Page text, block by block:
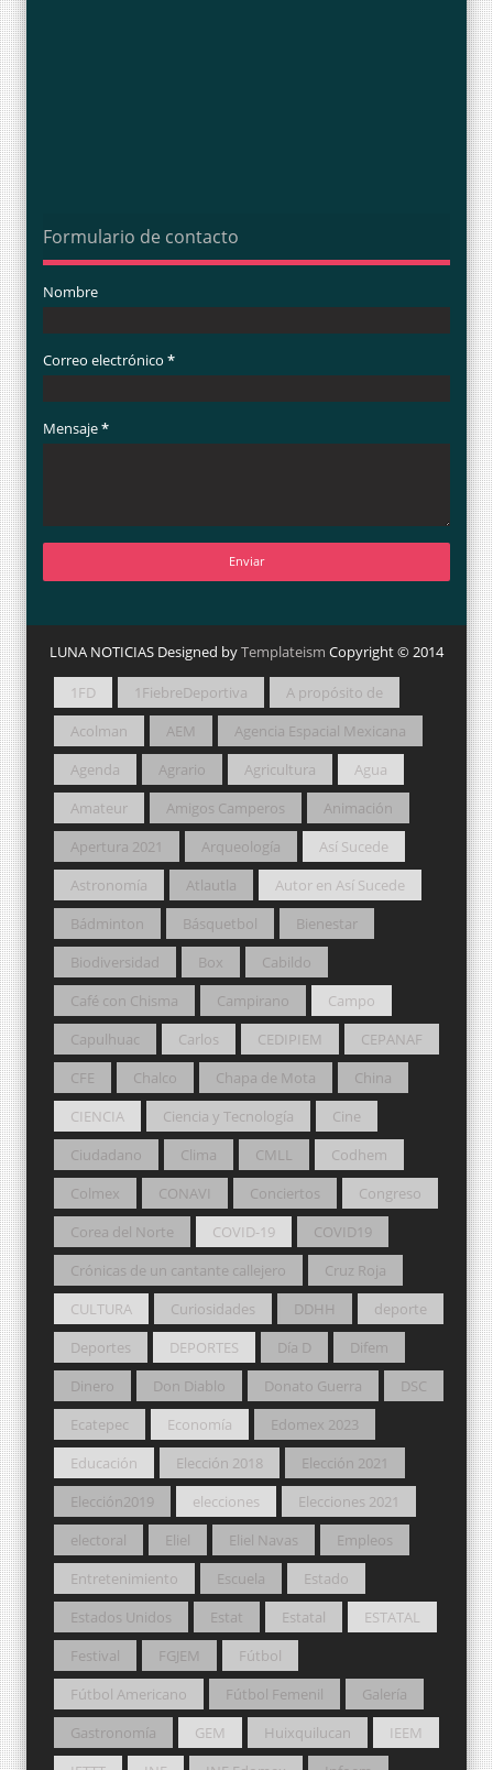
Formulario de contacto
Nombre
Correo electrónico *
Mensaje*
LUNA NOTICIAS Designed byTemplateism Copyright © 2014
1FD 1FiebreDeportiva
A propósito de
Acolman
AEM
Agencia Espacial Mexicana
Agenda
Agrario Agricultura
Agua
Amateur
Amigos Camperos
Animación
Apertura 2021
Arqueología
Así Sucede
Astronomía
Atlautla
Autor en Así Sucede
Bádminton
Básquetbol
Bienestar
Biodiversidad
Box
Cabildo
Café con Chisma
Campirano
Campo
Capulhuac
Carlos CEDIPIEM
CEPANAF
CFE
Chalco Chapa de Mota
China
CIENCIA
Ciencia y Tecnología
Cine
Ciudadano
Clima CMLL
Codhem
Colmex
CONAVI Conciertos
Congreso
Corea del Norte
COVID-19
COVID19
Crónicas de un cantante callejero
Cruz Roja
CULTURA
Curiosidades DDHH
deporte
Deportes
DEPORTES Día D
Difem
Dinero
Don Diablo Donato Guerra
DSC
Ecatepec
Economía
Edomex 2023
Educación
Elección 2018
Elección 2021
Elección2019
elecciones
Elecciones 2021
electoral
Eliel Eliel Navas
Empleos
Entretenimiento
Escuela
Estado
Estados Unidos
Estat Estatal
ESTATAL
Festival
FGJEM
Fútbol
Fútbol Americano
Fútbol Femenil
Galería
Gastronomía
GEM Huixquilucan
IEEM